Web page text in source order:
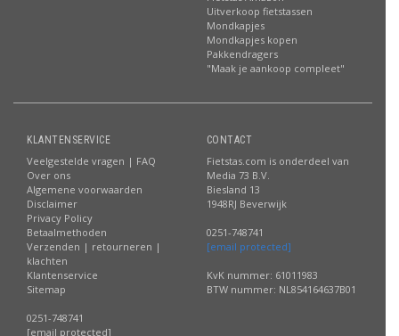
Uitverkoop fietstassen
Mondkapjes
Mondkapjes kopen
Pakkendragers
"Maak je aankoop compleet"
KLANTENSERVICE
Veelgestelde vragen | FAQ
Over ons
Algemene voorwaarden
Disclaimer
Privacy Policy
Betaalmethoden
Verzenden | retourneren |
klachten
Klantenservice
Sitemap
0251-748741
[email protected]
CONTACT
Fietstas.com is onderdeel van
Media 73 B.V.
Biesland 13
1948RJ Beverwijk
0251-748741
[email protected]
KvK nummer: 61011983
BTW nummer: NL854164637B01